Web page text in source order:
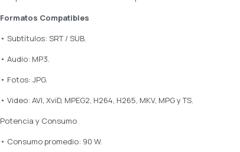
Formatos Compatibles
• Subtítulos: SRT / SUB.
• Audio: MP3.
• Fotos: JPG.
• Video: AVI, XviD, MPEG2, H264, H265, MKV, MPG y TS.
Potencia y Consumo
• Consumo promedio: 90 W.